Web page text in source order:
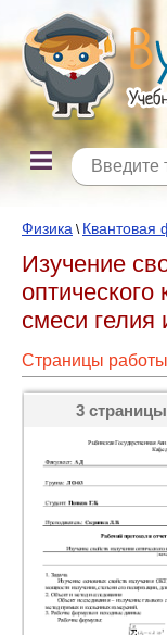
Физика \ Квантовая
Изучение
оптического
смеси гелия
Страницы работы
3